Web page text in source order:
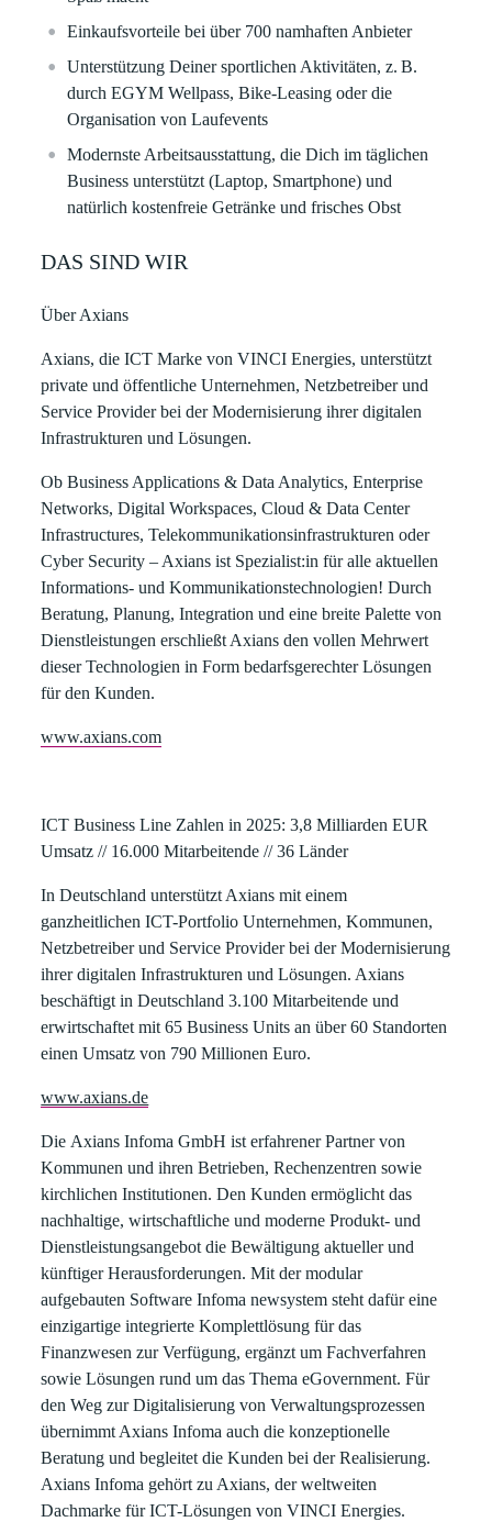
Einkaufsvorteile bei über 700 namhaften Anbieter
Unterstützung Deiner sportlichen Aktivitäten, z. B.
durch EGYM Wellpass, Bike-Leasing oder die
Organisation von Laufevents
Modernste Arbeitsausstattung, die Dich im täglichen
Business unterstützt (Laptop, Smartphone) und
natürlich kostenfreie Getränke und frisches Obst
DAS SIND WIR
Über Axians
Axians, die ICT Marke von VINCI Energies, unterstützt
private und öffentliche Unternehmen, Netzbetreiber und
Service Provider bei der Modernisierung ihrer digitalen
Infrastrukturen und Lösungen.
Ob Business Applications & Data Analytics, Enterprise
Networks, Digital Workspaces, Cloud & Data Center
Infrastructures, Telekommunikationsinfrastrukturen oder
Cyber Security – Axians ist Spezialist:in für alle aktuellen
Informations- und Kommunikationstechnologien! Durch
Beratung, Planung, Integration und eine breite Palette von
Dienstleistungen erschließt Axians den vollen Mehrwert
dieser Technologien in Form bedarfsgerechter Lösungen
für den Kunden.
www.axians.com
ICT Business Line Zahlen in 2025: 3,8 Milliarden EUR
Umsatz // 16.000 Mitarbeitende // 36 Länder
In Deutschland unterstützt Axians mit einem
ganzheitlichen ICT-Portfolio Unternehmen, Kommunen,
Netzbetreiber und Service Provider bei der Modernisierung
ihrer digitalen Infrastrukturen und Lösungen. Axians
beschäftigt in Deutschland 3.100 Mitarbeitende und
erwirtschaftet mit 65 Business Units an über 60 Standorten
einen Umsatz von 790 Millionen Euro.
www.axians.de
Die Axians Infoma GmbH ist erfahrener Partner von
Kommunen und ihren Betrieben, Rechenzentren sowie
kirchlichen Institutionen. Den Kunden ermöglicht das
nachhaltige, wirtschaftliche und moderne Produkt- und
Dienstleistungsangebot die Bewältigung aktueller und
künftiger Herausforderungen. Mit der modular
aufgebauten Software Infoma newsystem steht dafür eine
einzigartige integrierte Komplettlösung für das
Finanzwesen zur Verfügung, ergänzt um Fachverfahren
sowie Lösungen rund um das Thema eGovernment. Für
den Weg zur Digitalisierung von Verwaltungsprozessen
übernimmt Axians Infoma auch die konzeptionelle
Beratung und begleitet die Kunden bei der Realisierung.
Axians Infoma gehört zu Axians, der weltweiten
Dachmarke für ICT-Lösungen von VINCI Energies.